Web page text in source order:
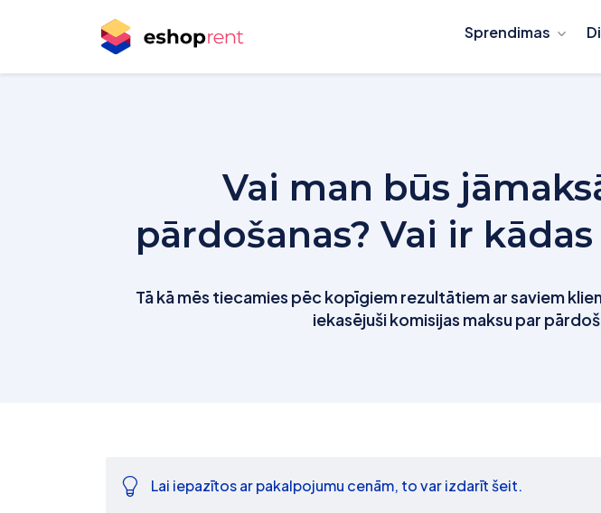
Sprendimas
Vai man būs
pārdošanas? Vai ir
Tā kā mēs tiecamies pēc kopīgiem rezultātiem ar saviem
iekasējuši komisijas maksu par
Lai iepazītos ar pakalpojumu cenām, to var izdarīt šeit.